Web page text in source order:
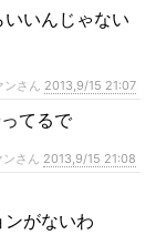
いんじゃない
さん 2013,9/15 21:07
てるで
さん 2013,9/15 21:08
がないわ